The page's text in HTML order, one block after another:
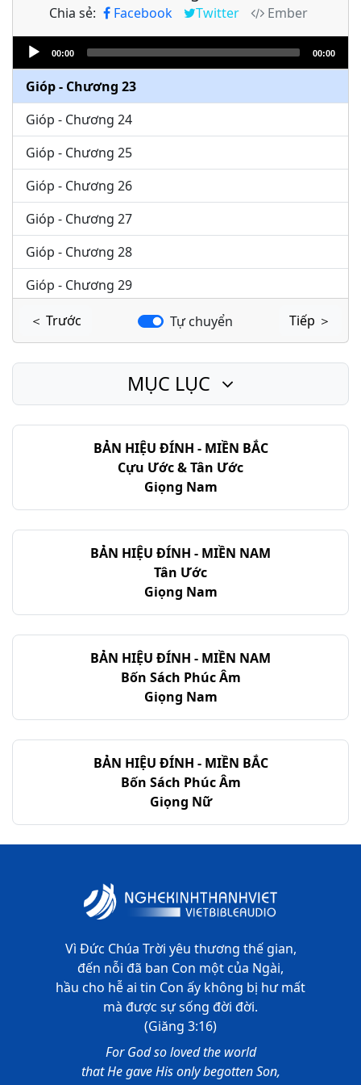
Chia sẻ: Facebook Twitter
Ember
Audio
Player
00:00 00:00
Gióp - Chương 21
Gióp - Chương 22
Gióp - Chương 23
Gióp - Chương 24
Gióp - Chương 25
Gióp - Chương 26
Gióp - Chương 27
Gióp - Chương 28
Gióp - Chương 29
Gióp - Chương 30
Gióp - Chương 32
Gióp - Chương 34
Gióp - Chương 37
Gióp - Chương 39
Gióp - Chương 40
Gióp - Chương 41
Gióp - Chương 42
＜ Trước Tự chuyển Tiếp ＞
BẢN HIỆU ĐÍNH - MIỀN BẮC
Cựu Ước & Tân Ước
Giọng Nam
BẢN HIỆU ĐÍNH - MIỀN NAM
Tân Ước
Giọng Nam
BẢN HIỆU ĐÍNH - MIỀN NAM
Bốn Sách Phúc Âm
Giọng Nam
BẢN HIỆU ĐÍNH - MIỀN BẮC
Bốn Sách Phúc Âm
Giọng Nữ
MỤC LỤC
Vì Đức Chúa Trời yêu thương thế gian,
đến nỗi đã ban Con một của Ngài,
hầu cho hễ ai tin Con ấy không bị hư mất
mà được sự sống đời đời.
(Giăng 3:16)
For God so loved the world
that He gave His only begotten Son,